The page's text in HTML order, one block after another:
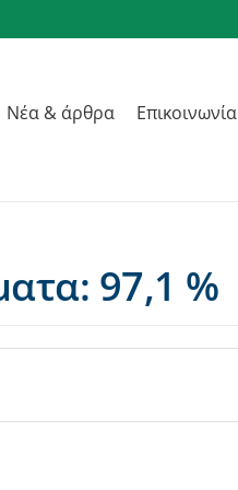
Νέα & άρθρα Επικοινωνία
97,1 %